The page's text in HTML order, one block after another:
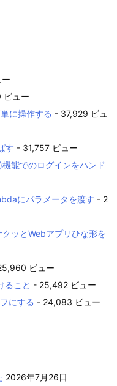
ュー
に操作する - 37,929 ビュ
す - 31,757 ビュー
能でのログインをハンド
にパラメータを渡す - 2
ッとWebアプリひな形を
ビュー
ること - 25,492 ビュー
にする - 24,083 ビュー
2026年7月26日